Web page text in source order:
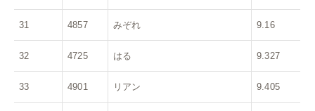
31 4857 みぞれ 9.16
32 4725 はる 9.327
33 4901 リアン 9.405